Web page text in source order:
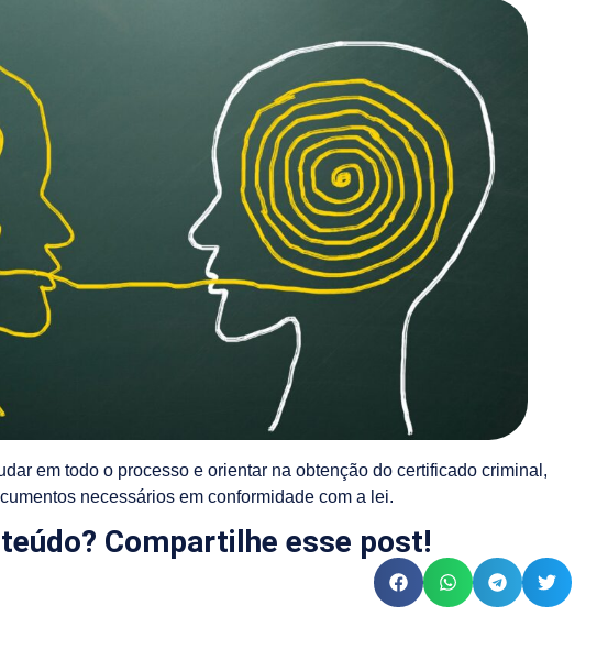
em todo o processo e orientar na obtenção do certificado criminal,
necessários em conformidade com a lei.
Compartilhe esse post!